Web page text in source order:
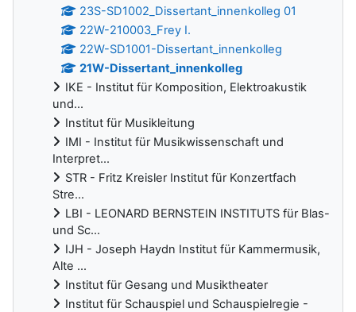
23S-SD1002_Dissertant_innenkolleg 01
22W-210003_Frey I.
22W-SD1001-Dissertant_innenkolleg
21W-Dissertant_innenkolleg
IKE - Institut für Komposition, Elektroakustik
und...
Institut für Musikleitung
IMI - Institut für Musikwissenschaft und
Interpret...
STR - Fritz Kreisler Institut für Konzertfach
Stre...
LBI - LEONARD BERNSTEIN INSTITUTS für Blas-
und Sc...
IJH - Joseph Haydn Institut für Kammermusik,
Alte ...
Institut für Gesang und Musiktheater
Institut für Schauspiel und Schauspielregie -